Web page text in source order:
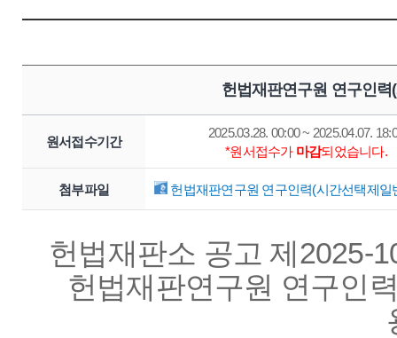
헌법재판연구원 연구인
원서접수기간
2025.03.28. 00:00 ~ 2025.04.07.
*원서접수가 마감되었습니다.
첨부파일 헌법재판연구원 연구인력(시간선택제일
헌법재판소 공고 제2025-
헌법재판연구원 연구인